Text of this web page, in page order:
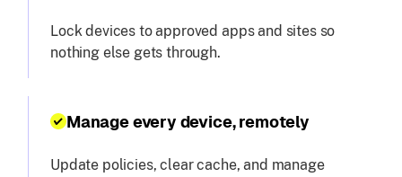
Lock devices to approved apps and sites so
nothing else gets through.
Manage every device, remotely
Update policies, clear cache, and manage